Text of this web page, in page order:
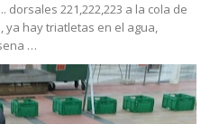
221,222,223 a la cola de
ya hay triatletas en el agua,
…